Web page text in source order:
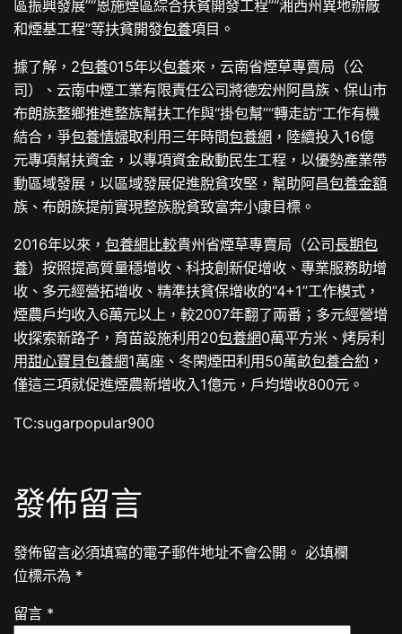
區振興發展”“恩施煙區綜合扶貧開發工程”“湘西州異地辦廠
和煙基工程”等扶貧開發包養項目。
據了解，2包養015年以包養來，云南省煙草專賣局（公
司）、云南中煙工業有限責任公司將德宏州阿昌族、保山市
布朗族整鄉推進整族幫扶工作與“掛包幫”“轉走訪”工作有機
結合，爭包養情婦取利用三年時間包養網 ，陸續投入16億
元專項幫扶資金，以專項資金啟動民生工程，以優勢產業帶
動區域發展，以區域發展促進脫貧攻堅，幫助阿昌包養金額
族、布朗族提前實現整族脫貧致富奔小康目標。
2016年以來，包養網比較貴州省煙草專賣局（公司長期包
養）按照提高質量穩增收、科技創新促增收、專業服務助增
收、多元經營拓增收、精準扶貧保增收的“4+1”工作模式，
煙農戶均收入6萬元以上，較2007年翻了兩番；多元經營增
收探索新路子，育苗設施利用20包養網0萬平方米、烤房利
用甜心寶貝包養網1萬座、冬閑煙田利用50萬畝包養合約 ，
僅這三項就促進煙農新增收入1億元，戶均增收800元。
TC:sugarpopular900
發佈留言
發佈留言必須填寫的電子郵件地址不會公開。 必填欄
位標示為 *
留言 *